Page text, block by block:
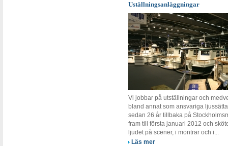
Uställningsanläggningar
Vi jobbar på utställningar och
bland annat som ansvariga
sedan 26 år tillbaka på
fram till första januari 2012 och
ljudet på scener, i montrar och i...
Läs mer